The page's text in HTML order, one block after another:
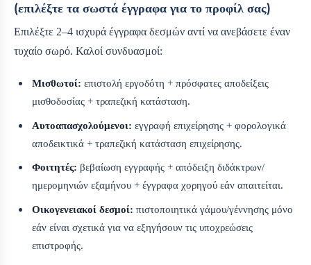
(επιλέξτε τα σωστά έγγραφα για το προφίλ σας)
Επιλέξτε 2–4 ισχυρά έγγραφα δεσμών αντί να ανεβάσετε έναν
τυχαίο σωρό. Καλοί συνδυασμοί:
Μισθωτοί: επιστολή εργοδότη + πρόσφατες αποδείξεις
μισθοδοσίας + τραπεζική κατάσταση.
Αυτοαπασχολούμενοι: εγγραφή επιχείρησης + φορολογικά
αποδεικτικά + τραπεζική κατάσταση επιχείρησης.
Φοιτητές: βεβαίωση εγγραφής + απόδειξη διδάκτρων/
ημερομηνιών εξαμήνου + έγγραφα χορηγού εάν απαιτείται.
Οικογενειακοί δεσμοί: πιστοποιητικά γάμου/γέννησης μόνο
εάν είναι σχετικά για να εξηγήσουν τις υποχρεώσεις
επιστροφής.